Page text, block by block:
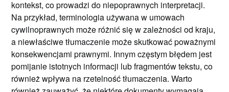
kontekst, co prowadzi do niepoprawnych interpretacji.
Na przykład, terminologia używana w umowach
cywilnoprawnych może różnić się w zależności od kraju,
a niewłaściwe tłumaczenie może skutkować poważnymi
konsekwencjami prawnymi. Innym częstym błędem jest
pomijanie istotnych informacji lub fragmentów tekstu, co
również wpływa na rzetelność tłumaczenia. Warto